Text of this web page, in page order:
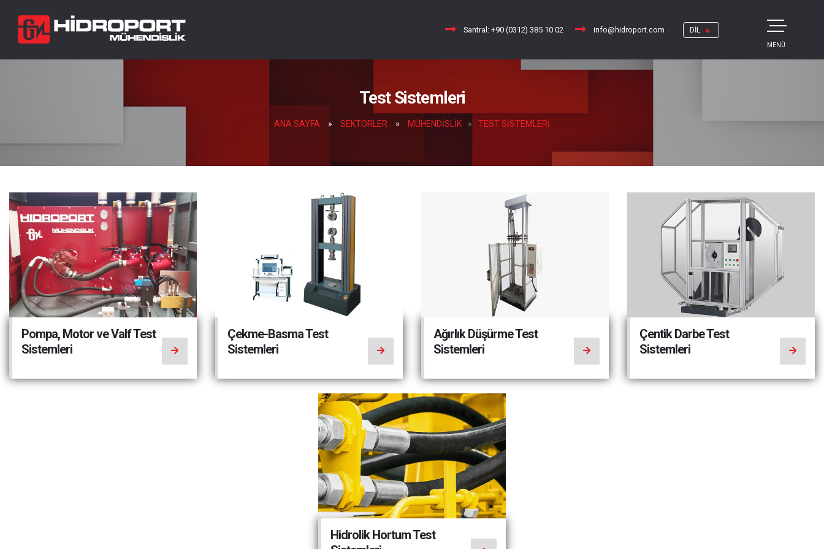
Santral: +90 (0312) 385 10 02 info@hidroport.com DİL
MENÜ
Test Sistemleri
ANA SAYFA » SEKTÖRLER » MÜHENDİSLİK » TEST SISTEMLERI
Pompa, Motor ve Valf Test
Sistemleri
Çekme-Basma Test
Sistemleri
Ağırlık Düşürme Test
Sistemleri
Çentik Darbe Test
Sistemleri
Hidrolik Hortum Test